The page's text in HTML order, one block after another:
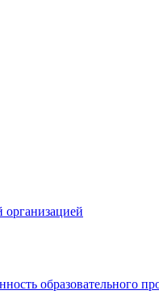
организацией
образовательного